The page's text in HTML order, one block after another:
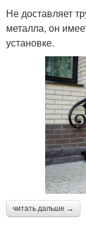
Не доставляет
металла, он
установке.
читать дальше →